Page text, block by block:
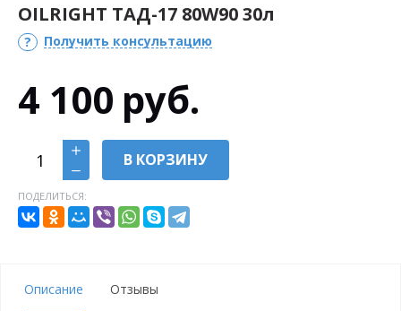
OILRIGHT ТАД-17 80W90 30л
Получить консультацию
4 100 руб.
В КОРЗИНУ
ПОДЕЛИТЬСЯ:
Описание Отзывы